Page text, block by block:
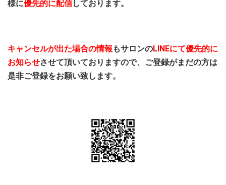
様に優先的に配信しております。
キャンセルが出た場合の情報 もサロンのLINEにて優先的に
お知らせさせて頂いておりますので、ご登録がまだの方は
是非ご登録をお願い致します。